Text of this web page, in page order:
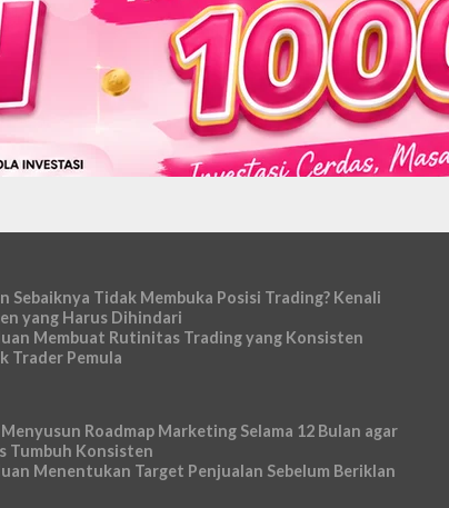
Sebaiknya Tidak Membuka Posisi Trading? Kenali
yang Harus Dihindari
Membuat Rutinitas Trading yang Konsisten
Trader Pemula
Roadmap Marketing Selama 12 Bulan agar
Tumbuh Konsisten
Menentukan Target Penjualan Sebelum Beriklan